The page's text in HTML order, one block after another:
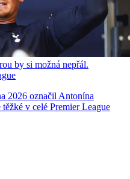
by si možná nepřál.
2026 označil Antonína
v celé Premier League